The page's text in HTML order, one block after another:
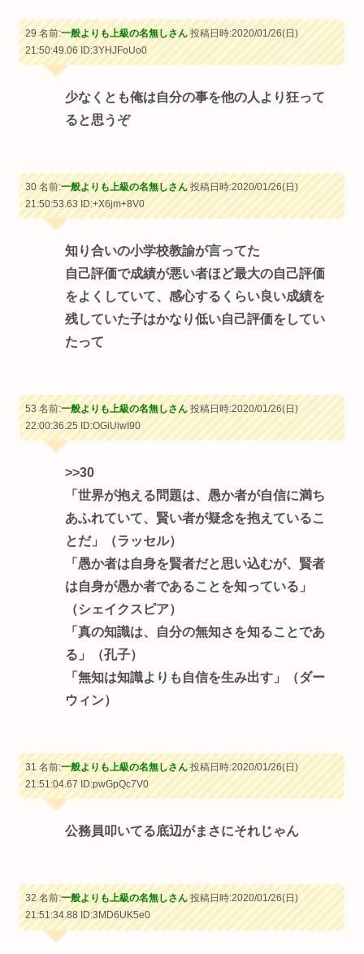
29 名前:一般よりも上級の名無しさん投稿日時:2020/01/26(日)
21:50:49.06ID:3YHJFoUo0
少なくとも俺は自分の事を他の人より狂って
ると思うぞ
30 名前:一般よりも上級の名無しさん投稿日時:2020/01/26(日)
21:50:53.63ID:+X6jm+8V0
知り合いの小学校教諭が言ってた
自己評価で成績が悪い者ほど最大の自己評価
をよくしていて、感心するくらい良い成績を
残していた子はかなり低い自己評価をしてい
たって
53 名前:一般よりも上級の名無しさん投稿日時:2020/01/26(日)
22:00:36.25ID:OGiUiwI90
>>30
「世界が抱える問題は、愚か者が自信に満ち
あふれていて、賢い者が疑念を抱えているこ
とだ」（ラッセル）
「愚か者は自身を賢者だと思い込むが、賢者
は自身が愚か者であることを知っている」
（シェイクスピア）
「真の知識は、自分の無知さを知ることであ
る」（孔子）
「無知は知識よりも自信を生み出す」（ダー
ウィン）
31 名前:一般よりも上級の名無しさん投稿日時:2020/01/26(日)
21:51:04.67ID:pwGpQc7V0
公務員叩いてる底辺がまさにそれじゃん
32 名前:一般よりも上級の名無しさん投稿日時:2020/01/26(日)
21:51:34.88ID:3MD6UK5e0